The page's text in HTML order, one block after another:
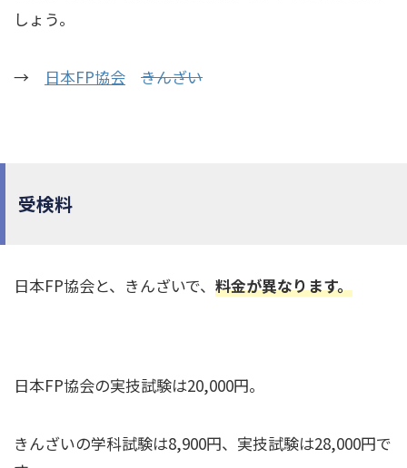
しょう。
→ 日本FP協会 きんざい
受検料
日本FP協会と、きんざいで、 料金が異なります。
日本FP協会の実技試験は20,000円。
きんざいの学科試験は8,900円、実技試験は28,000円で